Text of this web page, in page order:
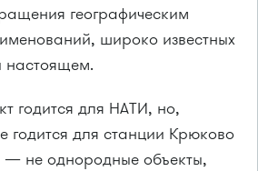
географическим
широко известных
годится для НАТИ, но,
годится для станции Крюково
— не однородные объекты,